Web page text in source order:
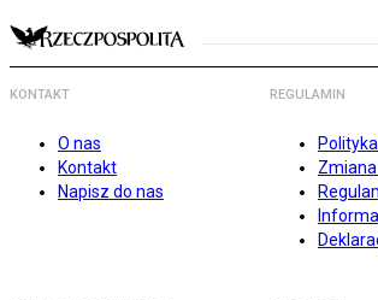
KONTAKT
O nas
Kontakt
Napisz do nas
REGULAMIN